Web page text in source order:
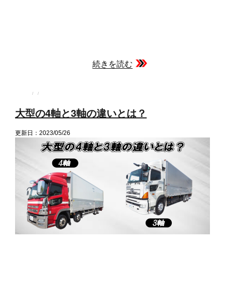
続きを読む
投
投
リ
ー
大型の4軸と3軸の違いとは？
更新日：2023/05/26